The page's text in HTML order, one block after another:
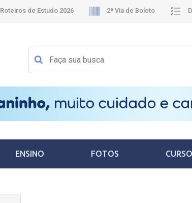
Roteiros de Estudo 2026 2ª Via de Boleto
ENSINO FOTOS